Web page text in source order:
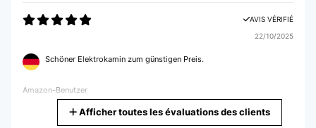
AVIS VÉRIFIÉ
22/10/2025
Schöner Elektrokamin zum günstigen Preis.
Amazon-Benutzer
Afficher toutes les évaluations des clients